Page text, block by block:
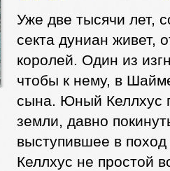
Уже две тысячи лет,
секта дуниан живет,
королей. Один из
чтобы к нему, в
сына. Юный Келлхус
земли, давно
выступившее в
Келлхус не простой